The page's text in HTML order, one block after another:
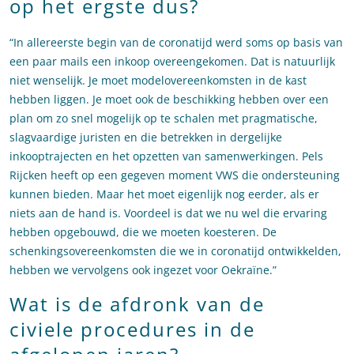
op het ergste dus?
“In allereerste begin van de coronatijd werd soms op basis van
een paar mails een inkoop overeengekomen. Dat is natuurlijk
niet wenselijk. Je moet modelovereenkomsten in de kast
hebben liggen. Je moet ook de beschikking hebben over een
plan om zo snel mogelijk op te schalen met pragmatische,
slagvaardige juristen en die betrekken in dergelijke
inkooptrajecten en het opzetten van samenwerkingen. Pels
Rijcken heeft op een gegeven moment VWS die ondersteuning
kunnen bieden. Maar het moet eigenlijk nog eerder, als er
niets aan de hand is. Voordeel is dat we nu wel die ervaring
hebben opgebouwd, die we moeten koesteren. De
schenkingsovereenkomsten die we in coronatijd ontwikkelden,
hebben we vervolgens ook ingezet voor Oekraïne.”
Wat is de afdronk van de
civiele procedures in de